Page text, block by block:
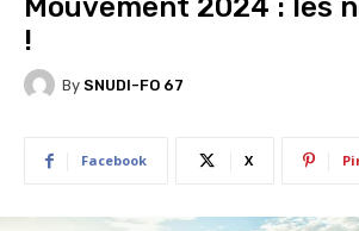
Mouvement 2024 : les
!
By SNUDI-FO 67
Facebook X